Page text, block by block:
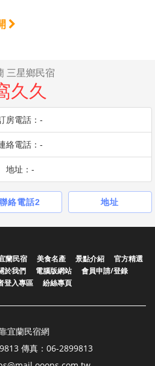
三星鄉民宿
久久
房電話：-
絡電話：-
地址：-
絡電話2 地址
蘭民宿 美食名產 景點介紹
官方精選
於我們 電腦版網站
會員申請/登錄
登入專區
紛絲專頁
宜蘭民宿網
傳真：06-2899813